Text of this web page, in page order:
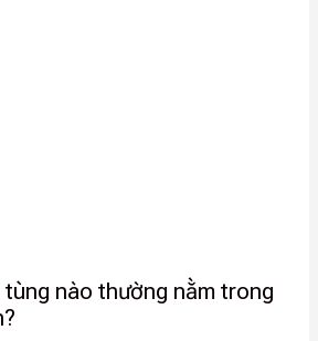
tùng nào thường nằm trong